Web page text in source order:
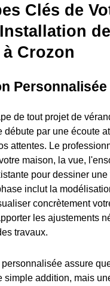
Clés de
de
Crozon
Personnalisée
de tout projet de
débute par une écoute
attentes. Le
maison, la vue,
pour dessiner
inclut la
concrètement
les ajustements
travaux.
assure
simple addition, mais